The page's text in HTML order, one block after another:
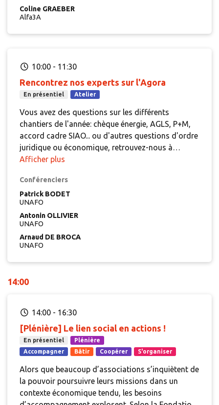
augmentation des besoins d'un public plus
sur le projet social d'une résidence, c'est travailler
partages d'expérience d'associations ainsi que la
présentation d'une méthodologie d'actualisation
d'un projet social.
Coline GRAEBER
Alfa3A
10:00 - 11:30
Rencontrez nos experts sur l'Agora
En présentiel Atelier
Vous avez des questions sur les différents
chantiers de l'année: chèque énergie, AGLS, P+M,
accord cadre SIAO... ou d'autres questions d'ordre
juridique ou économique, retrouvez-nous à
l'Agora pour en discuter!
Afficher plus
Conférenciers
Patrick BODET
UNAFO
Antonin OLLIVIER
UNAFO
Arnaud DE BROCA
UNAFO
14:00
14:00 - 16:30
[Plénière] Le lien social en actions !
En présentiel
Plénière
Accompagner
Bâtir Coopérer S'organiser
Alors que beaucoup d’associations s’inquiètent de
la pouvoir poursuivre leurs missions dans un
contexte économique tendu, les besoins